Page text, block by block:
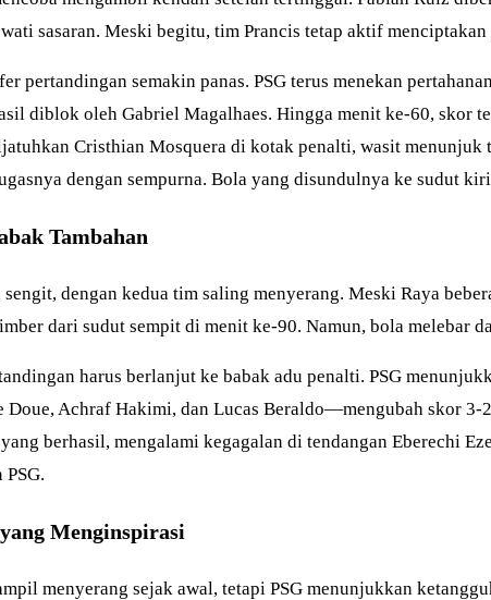
sasaran. Meski begitu, tim Prancis tetap aktif
pertandingan semakin panas. PSG terus menekan
diblok oleh Gabriel Magalhaes. Hingga menit ke-60, skor
Cristhian Mosquera di kotak penalti, wasit
dengan sempurna. Bola yang disundulnya ke sudut
Tambahan
dengan kedua tim saling menyerang. Meski Raya
dari sudut sempit di menit ke-90. Namun, bola melebar
harus berlanjut ke babak adu penalti. PSG
Achraf Hakimi, dan Lucas Beraldo—mengubah skor 3-
berhasil, mengalami kegagalan di tendangan Eberechi
PSG.
Menginspirasi
menyerang sejak awal, tetapi PSG menunjukkan